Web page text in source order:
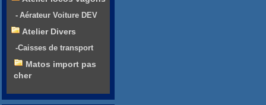
- Aérateur Voiture DEV
Atelier Divers
-Caisses de transport
Matos import pas
cher